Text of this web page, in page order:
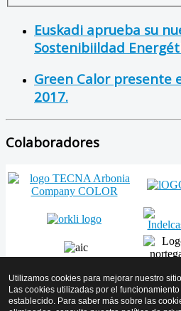
Euskadi aprueba su
Sostenibiildad
Green Calor presente
2017.
Colaboradores
Volver arriba
Utilizamos cookies para mejorar nuestro
Las cookies utilizadas por el
establecido. Para saber más sobre las